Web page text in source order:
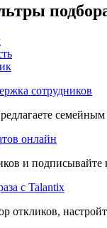
сотрудников
онлайн
и
с Talantix
откликов,